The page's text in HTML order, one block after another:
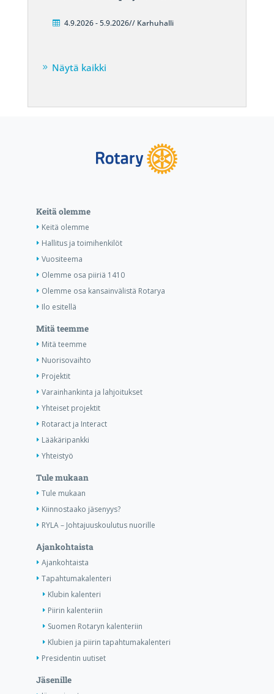
4.9.2026 - 5.9.2026// Karhuhalli
Näytä kaikki
Keitä olemme
Keitä olemme
Hallitus ja toimihenkilöt
Vuositeema
Olemme osa piiriä 1410
Olemme osa kansainvälistä Rotarya
Ilo esitellä
Mitä teemme
Mitä teemme
Nuorisovaihto
Projektit
Varainhankinta ja lahjoitukset
Yhteiset projektit
Rotaract ja Interact
Lääkäripankki
Yhteistyö
Tule mukaan
Tule mukaan
Kiinnostaako jäsenyys?
RYLA – Johtajuuskoulutus nuorille
Ajankohtaista
Ajankohtaista
Tapahtumakalenteri
Klubin kalenteri
Piirin kalenteriin
Suomen Rotaryn kalenteriin
Klubien ja piirin tapahtumakalenteri
Presidentin uutiset
Jäsenille